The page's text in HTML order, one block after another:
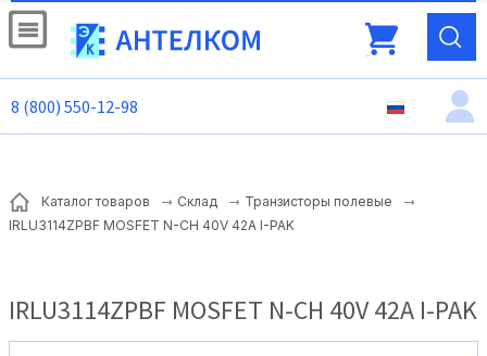
8 (800) 550-12-98
Каталог товаров Склад
Транзисторы полевые
IRLU3114ZPBF MOSFET N-CH 40V 42A I-PAK
IRLU3114ZPBF MOSFET N-CH 40V 42A I-PAK